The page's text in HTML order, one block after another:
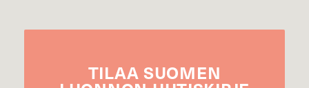
TILAA SUOMEN